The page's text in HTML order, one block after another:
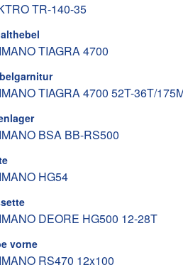
TR-140-35
TIAGRA 4700
TIAGRA 4700 52T-36T/
BSA BB-RS500
HG54
DEORE HG500 12-28T
vorne
RS470 12x100